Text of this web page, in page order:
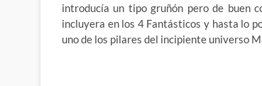
introducía un tipo gruñón pero de buen
incluyera en los 4 Fantásticos y hasta lo
uno de los pilares del incipiente universo